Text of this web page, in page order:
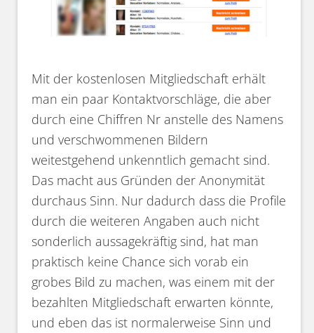
Mit der kostenlosen Mitgliedschaft erhält
man ein paar Kontaktvorschläge, die aber
durch eine Chiffren Nr anstelle des Namens
und verschwommenen Bildern
weitestgehend unkenntlich gemacht sind.
Das macht aus Gründen der Anonymität
durchaus Sinn. Nur dadurch dass die Profile
durch die weiteren Angaben auch nicht
sonderlich aussagekräftig sind, hat man
praktisch keine Chance sich vorab ein
grobes Bild zu machen, was einem mit der
bezahlten Mitgliedschaft erwarten könnte,
und eben das ist normalerweise Sinn und